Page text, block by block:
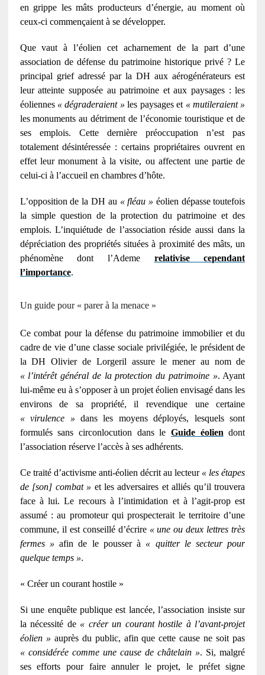
en grippe les mâts producteurs d’énergie, au moment où
ceux-ci commençaient à se développer.
Que vaut à l’éolien cet acharnement de la part d’une
association de défense du patrimoine historique privé ? Le
principal grief adressé par laDH aux aérogénérateurs est
leur atteinte supposée au patrimoine et aux paysages : les
éoliennes « dégraderaient » les paysages et « mutileraient »
les monuments au détriment de l’économie touristique et de
ses emplois. Cette dernière préoccupation n’est pas
totalement désintéressée : certains propriétaires ouvrent en
effet leur monument à la visite, ou affectent une partie de
celui-ci à l’accueil en chambres d’hôte.
L’opposition de la DH au « fléau » éolien dépasse toutefois
la simple question de la protection du patrimoine et des
emplois. L’inquiétude de l’association réside aussi dans la
dépréciation des propriétés situées à proximité des mâts, un
phénomène dont l’Ademe relativise cependant
l’importance.
Un guide pour « parer à la menace »
Ce combat pour la défense du patrimoine immobilier et du
cadre de vie d’une classe sociale privilégiée, le président de
laDH Olivier de Lorgeril assure le mener au nom de
« l’intérêt général de la protection du patrimoine ». Ayant
lui-même eu à s’opposer à un projet éolien envisagé dans les
environs de sa propriété, il revendique une certaine
« virulence » dans les moyens déployés, lesquels sont
formulés sans circonlocution dans leGuide éolien dont
l’association réserve l’accès à ses adhérents.
Ce traité d’activisme anti-éolien décrit au lecteur « les étapes
de [son] combat » et les adversaires et alliés qu’il trouvera
face à lui. Le recours à l’intimidation et à l’agit-prop est
assumé : au promoteur qui prospecterait le territoire d’une
commune, il est conseillé d’écrire « une ou deux lettres très
fermes » afin de le pousser à « quitter le secteur pour
quelque temps ».
« Créer un courant hostile »
Si une enquête publique est lancée, l’association insiste sur
la nécessité de « créer un courant hostile à l’avant-projet
éolien » auprès du public, afin que cette cause ne soit pas
« considérée comme une cause de châtelain ». Si, malgré
ses efforts pour faire annuler le projet, le préfet signe